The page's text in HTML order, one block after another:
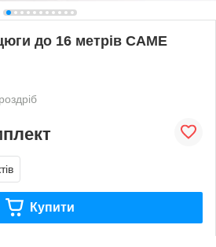
до 16 метрів CAME
Купити